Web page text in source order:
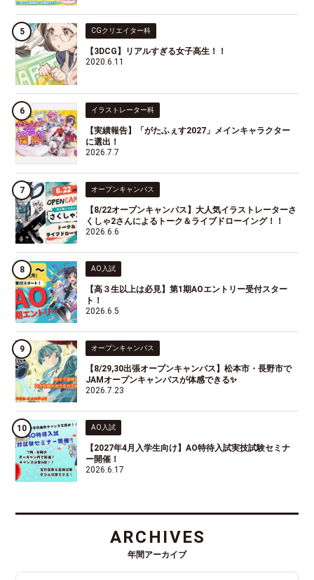
CGクリエイター科
【3DCG】リアルすぎる女子高生！！
2020.6.11
イラストレーター科
【実績報告】「がたふぇす2027」メインキャラクター
に選出！
2026.7.7
オープンキャンパス
【8/22オープンキャンパス】大人気イラストレーターさ
くしゃ2さんによるトーク＆ライブドローイング！！
2026.6.6
AO入試
【高３生以上は必見】第1期AOエントリー受付スター
ト！
2026.6.5
オープンキャンパス
【8/29,30出張オープンキャンパス】松本市・長野市で
JAMオープンキャンパスが体感できる✨
2026.7.23
AO入試
【2027年4月入学生向け】AO特待入試実技試験セミナ
ー開催！
2026.6.17
ARCHIVES
年間アーカイブ